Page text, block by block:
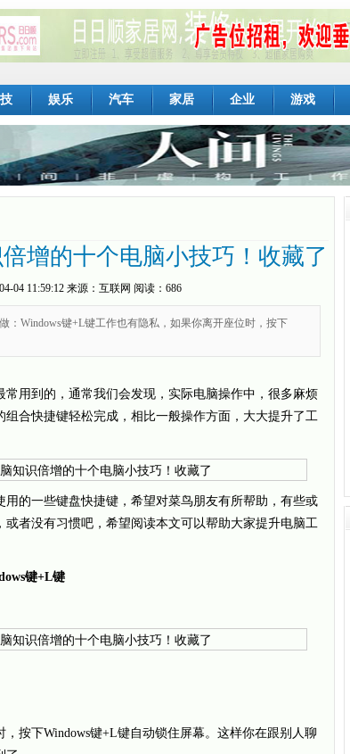
娱乐 汽车 家居 企业 游戏
增的十个电脑小技巧！收藏了
04 11:59:12来源： 互联网 阅读：686
：Windows键+L键工作也有隐私，如果你离开座位时，按下
用到的，通常我们会发现，实际电脑操作中，很多麻烦
合快捷键轻松完成，相比一般操作方面，大大提升了工
用的一些键盘快捷键，希望对菜鸟朋友有所帮助，有些或
者没有习惯吧，希望阅读本文可以帮助大家提升电脑工
键+L键
按下Windows键+L键自动锁住屏幕。这样你在跟别人聊